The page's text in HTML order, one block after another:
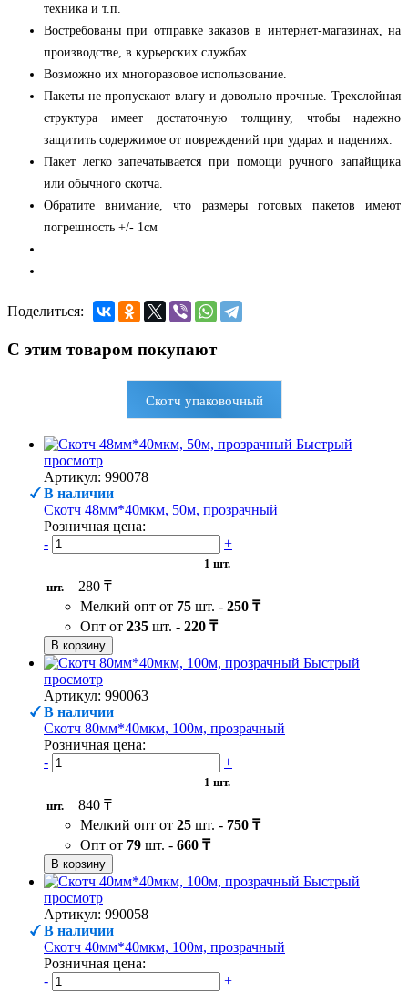
техника и т.п.
Востребованы при отправке заказов в интернет-магазинах, на
производстве, в курьерских службах.
Возможно их многоразовое использование.
Пакеты не пропускают влагу и довольно прочные. Трехслойная
структура имеет достаточную толщину, чтобы надежно
защитить содержимое от повреждений при ударах и падениях.
Пакет легко запечатывается при помощи ручного запайщика
или обычного скотча.
Обратите внимание, что размеры готовых пакетов имеют
погрешность +/- 1см
Поделиться:
С этим товаром покупают
Скотч упаковочный
Быстрый
просмотр
Артикул: 990078
В наличии
Скотч 48мм*40мкм, 50м, прозрачный
Розничная цена:
-
+
1 шт.
шт.
280 ₸
Мелкий опт от 75 шт. - 250 ₸
Опт от 235 шт. - 220 ₸
В корзину
Быстрый
просмотр
Артикул: 990063
В наличии
Скотч 80мм*40мкм, 100м, прозрачный
Розничная цена:
-
+
1 шт.
шт.
840 ₸
Мелкий опт от 25 шт. - 750 ₸
Опт от 79 шт. - 660 ₸
В корзину
Быстрый
просмотр
Артикул: 990058
В наличии
Скотч 40мм*40мкм, 100м, прозрачный
Розничная цена:
-
+